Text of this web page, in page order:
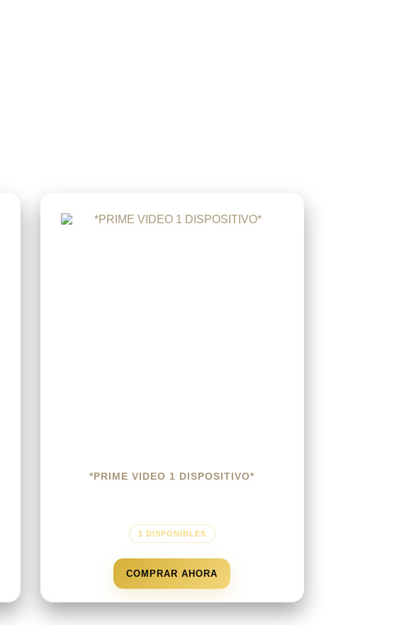
*PRIME VIDEO 1 DISPOSITIVO*
1 DISPONIBLES
COMPRAR AHORA